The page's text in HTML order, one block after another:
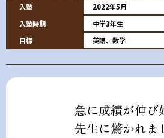
入塾
2022年5月
入塾時期
中学3年生
目標
英語、数学
急に成績が伸び
先生に驚かれま